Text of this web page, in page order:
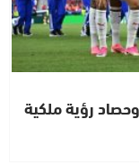
رؤية ملكية